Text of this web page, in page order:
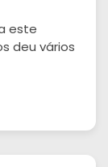
este
deu vários